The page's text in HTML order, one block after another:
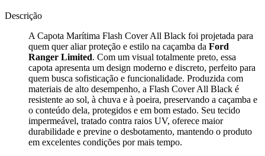
Descrição
A Capota Marítima Flash Cover All Black foi projetada para
quem quer aliar proteção e estilo na caçamba da Ford
Ranger Limited. Com um visual totalmente preto, essa
capota apresenta um design moderno e discreto, perfeito para
quem busca sofisticação e funcionalidade. Produzida com
materiais de alto desempenho, a Flash Cover All Black é
resistente ao sol, à chuva e à poeira, preservando a caçamba e
o conteúdo dela, protegidos e em bom estado. Seu tecido
impermeável, tratado contra raios UV, oferece maior
durabilidade e previne o desbotamento, mantendo o produto
em excelentes condições por mais tempo.